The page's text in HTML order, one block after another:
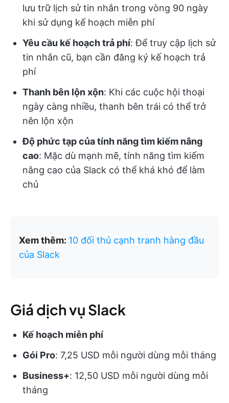
lưu trữ lịch sử tin nhắn trong vòng 90 ngày
khi sử dụng kế hoạch miễn phí
Yêu cầu kế hoạch trả phí: Để truy cập lịch sử
tin nhắn cũ, bạn cần đăng ký kế hoạch trả
phí
Thanh bên lộn xộn: Khi các cuộc hội thoại
ngày càng nhiều, thanh bên trái có thể trở
nên lộn xộn
Độ phức tạp của tính năng tìm kiếm nâng
cao: Mặc dù mạnh mẽ, tính năng tìm kiếm
nâng cao của Slack có thể khá khó để làm
chủ
Xem thêm: 10 đối thủ cạnh tranh hàng đầu
của Slack
Giá dịch vụ Slack
Kế hoạch miễn phí
Gói Pro: 7,25 USD mỗi người dùng mỗi tháng
Business+: 12,50 USD mỗi người dùng mỗi
tháng